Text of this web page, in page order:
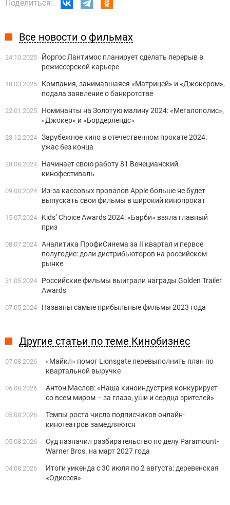
Поделиться:
Все новости о фильмах
24.10.2025
Йоргос Лантимос планирует сделать перерыв в
режиссерской карьере
18.03.2025
Компания, занимавшаяся «Матрицей» и «Джокером»,
подала заявление о банкротстве
22.01.2025
Номинанты на Золотую малину 2024: «Мегалополис»,
«Джокер» и «Бордерлендс»
28.12.2024 Зарубежное кино в отечественном прокате 2024:
ужас без конца
28.08.2024
Начинает свою работу 81 Венецианский
кинофестиваль
09.08.2024
Из-за кассовых провалов Apple больше не будет
выпускать свои фильмы в широкий кинопрокат
15.07.2024
Kids’ Choice Awards 2024: «Барби» взяла главный
приз
08.07.2024 Аналитика ПрофиСинема за II квартал и первое
полугодие: доли дистрибьюторов на российском
рынке
31.05.2024
Российские фильмы выиграли награды Golden Trailer
Awards
07.05.2024 Названы самые прибыльные фильмы 2023 года
Другие статьи по теме Кинобизнес
07.08.2026
«Майкл» помог Lionsgate перевыполнить план по
квартальной выручке
06.08.2026
Антон Маслов: «Наша киноиндустрия конкурирует
со всем миром – за глаза, уши и сердца зрителей»
05.08.2026
Темпы роста числа подписчиков онлайн-
кинотеатров замедляются
05.08.2026
Суд назначил разбирательство по делу Paramount-
Warner Bros. на март 2027 года
04.08.2026
Итоги уикенда с 30 июля по 2 августа: деревенская
«Одиссея»